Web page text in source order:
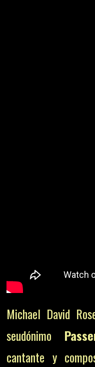
Michael David
seudónimo
cantante y